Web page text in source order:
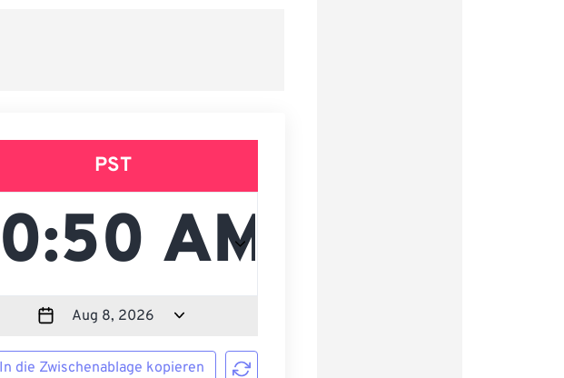
PST
In die Zwischenablage kopieren